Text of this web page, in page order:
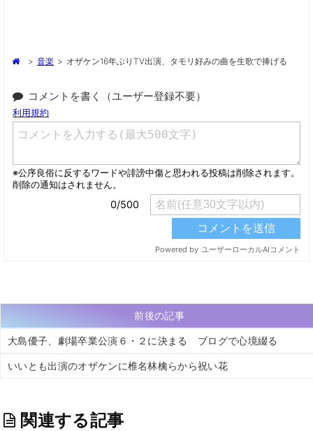
> 音楽 > オザケン16年ぶりTV出演、タモリ好みの曲を生歌で捧げる
コメントを書く（ユーザー登録不要）
前後の記事
大島優子、劇場卒業公演６・２に決まる ブログで心境綴る
いいとも出演のオザケンに椎名林檎らから祝い花
関連する記事